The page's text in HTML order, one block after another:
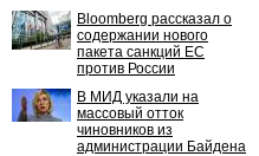
Bloomberg рассказал о
содержании нового
пакета санкций ЕС
против России
В МИД указали на
массовый отток
чиновников из
администрации Байдена